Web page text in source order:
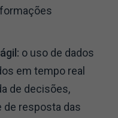
o uso de dados
em tempo real
de decisões,
de resposta das